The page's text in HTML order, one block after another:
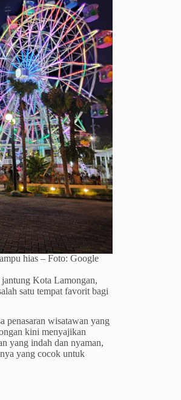
hias – Foto: Google
Kota Lamongan,
satu tempat favorit bagi
penasaran wisatawan yang
kini menyajikan
yang indah dan nyaman,
yang cocok untuk